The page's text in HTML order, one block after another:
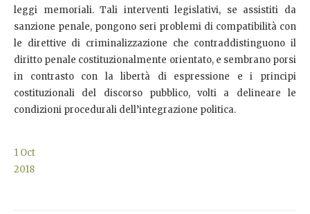
leggi memoriali. Tali interventi legislativi, se assistiti da
sanzione penale, pongono seri problemi di compatibilità con
le direttive di criminalizzazione che contraddistinguono il
diritto penale costituzionalmente orientato, e sembrano porsi
in contrasto con la libertà di espressione e i principi
costituzionali del discorso pubblico, volti a delineare le
condizioni procedurali dell’integrazione politica.
1 Oct
2018